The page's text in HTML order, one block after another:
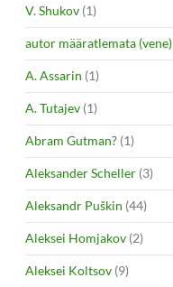
V. Shukov (1)
autor määratlemata (vene)
A. Assarin (1)
A. Tutajev (1)
Abram Gutman? (1)
Aleksander Scheller (3)
Aleksandr Puškin (44)
Aleksei Homjakov (2)
Aleksei Koltsov (9)